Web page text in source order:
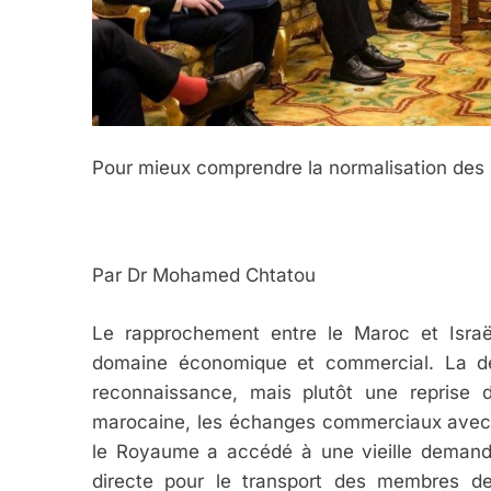
Pour mieux comprendre la normalisation
Par Dr Mohamed Chtatou
Le rapprochement entre le Maroc et
domaine économique et commercial. La
reconnaissance, mais plutôt une
marocaine, les échanges commerciaux
le Royaume a accédé à une vieille
directe pour le transport des membres